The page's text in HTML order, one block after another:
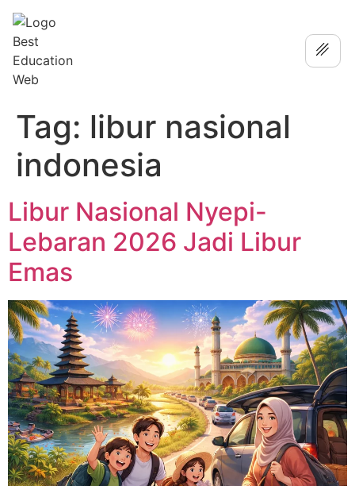
Tag: libur nasional
indonesia
Libur Nasional Nyepi-
Lebaran 2026 Jadi Libur
Emas